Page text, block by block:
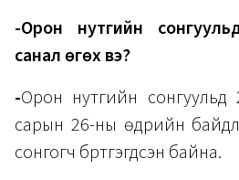
-Орон нутгийн
санал өгөх вэ?
-Орон нутгийн
сарын 26-ны өдрийн
сонгогч бүртгэгдсэн байна.